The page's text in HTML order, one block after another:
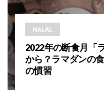
HALAL
2022年の断食月「
から？ラマダンの
の慣習